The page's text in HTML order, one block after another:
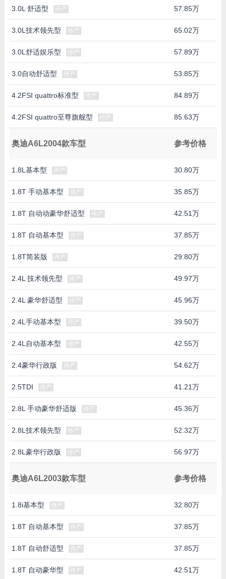
3.0L 舒适型 停产 57.85万
3.0L技术领先型 停产 65.02万
3.0L舒适娱乐型 停产 57.89万
3.0自动舒适型 停产 53.85万
4.2FSI quattro标准型 停产 84.89万
4.2FSI quattro至尊旗舰型 停产 85.63万
奥迪A6L2004款车型 参考价格
1.8L基本型 停产 30.80万
1.8T 手动基本型 停产 35.85万
1.8T 自动动豪华舒适型 停产 42.51万
1.8T 自动基本型 停产 37.85万
1.8T简装版 停产 29.80万
2.4L 技术领先型 停产 49.97万
2.4L 豪华舒适型 停产 45.96万
2.4L手动基本型 停产 39.50万
2.4L自动基本型 停产 42.55万
2.4豪华行政版 停产 54.62万
2.5TDI 停产 41.21万
2.8L 手动豪华舒适版 停产 45.36万
2.8L技术领先型 停产 52.32万
2.8L豪华行政版 停产 56.97万
奥迪A6L2003款车型 参考价格
1.8i基本型 停产 32.80万
1.8T 自动基本型 停产 37.85万
1.8T 自动舒适型 停产 37.85万
1.8T 自动豪华型 停产 42.51万